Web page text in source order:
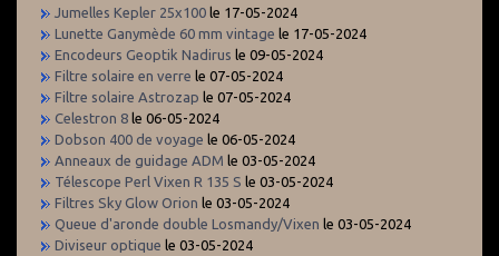
Jumelles Kepler 25x100 le 17-05-2024
Lunette Ganymède 60 mm vintage le 17-05-2024
Encodeurs Geoptik Nadirus le 09-05-2024
Filtre solaire en verre le 07-05-2024
Filtre solaire Astrozap le 07-05-2024
Celestron 8 le 06-05-2024
Dobson 400 de voyage le 06-05-2024
Anneaux de guidage ADM le 03-05-2024
Télescope Perl Vixen R 135 S le 03-05-2024
Filtres Sky Glow Orion le 03-05-2024
Queue d'aronde double Losmandy/Vixen le 03-05-2024
Diviseur optique le 03-05-2024